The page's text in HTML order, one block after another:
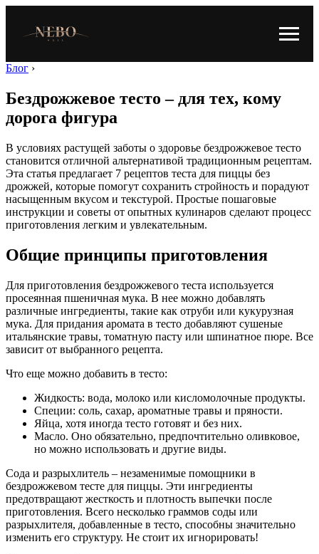
Блог ›
Бездрожжевое тесто – для тех, кому
дорога фигура
В условиях растущей заботы о здоровье бездрожжевое тесто
становится отличной альтернативой традиционным рецептам.
Эта статья предлагает 7 рецептов теста для пиццы без
дрожжей, которые помогут сохранить стройность и порадуют
насыщенным вкусом и текстурой. Простые пошаговые
инструкции и советы от опытных кулинаров сделают процесс
приготовления легким и увлекательным.
Общие принципы приготовления
Для приготовления бездрожжевого теста используется
просеянная пшеничная мука. В нее можно добавлять
различные ингредиенты, такие как отруби или кукурузная
мука. Для придания аромата в тесто добавляют сушеные
итальянские травы, томатную пасту или шпинатное пюре. Все
зависит от выбранного рецепта.
Что еще можно добавить в тесто:
Жидкость: вода, молоко или кисломолочные продукты.
Специи: соль, сахар, ароматные травы и пряности.
Яйца, хотя иногда тесто готовят и без них.
Масло. Оно обязательно, предпочтительно оливковое,
но можно использовать и другие виды.
Сода и разрыхлитель – незаменимые помощники в
бездрожжевом тесте для пиццы. Эти ингредиенты
предотвращают жесткость и плотность выпечки после
приготовления. Всего несколько граммов соды или
разрыхлителя, добавленные в тесто, способны значительно
изменить его структуру. Не стоит их игнорировать!